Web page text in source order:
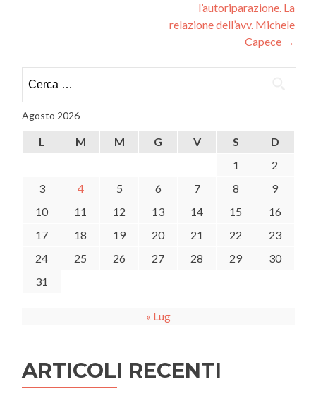
l’autoriparazione. La
relazione dell’avv. Michele
Capece →
per:
Agosto 2026
L M M G V S
D
1
2
3
4 5 6 7 8
9
10
11 12 13 14 15
16
17
18 19 20 21 22
23
24
25 26 27 28 29
30
31
« Lug
ARTICOLI RECENTI